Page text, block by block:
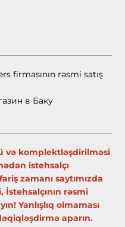
firmasının rəsmi satış
в Баку
və komplektləşdirilməsi
istehsalçı
zamanı saytımızda
rəsmi
Yanlışlıq olmaması
aparın.